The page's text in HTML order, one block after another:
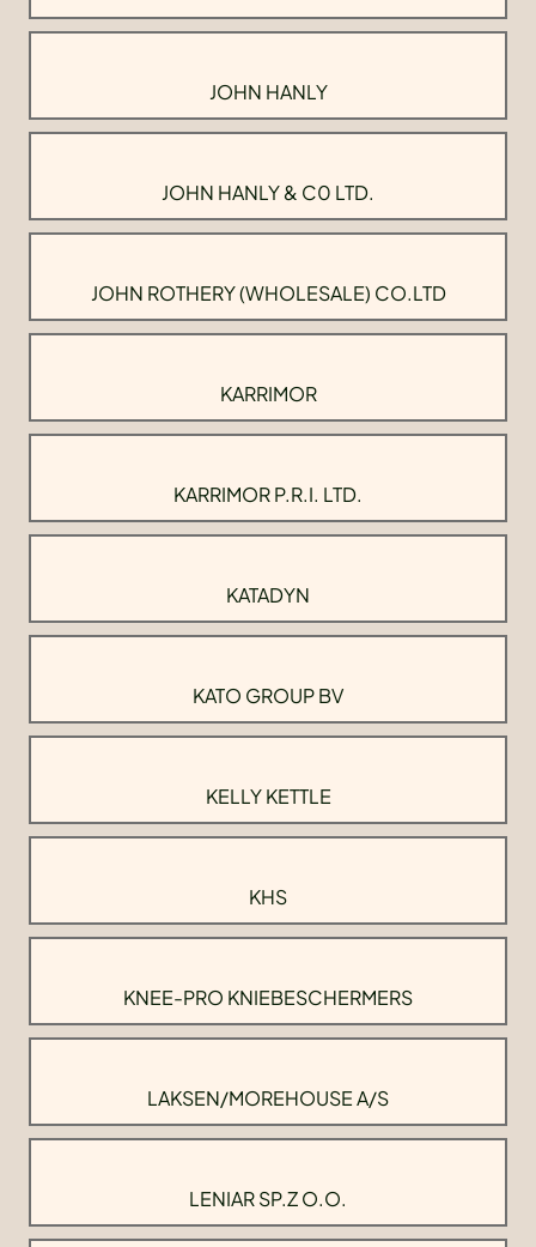
JOHN HANLY
JOHN HANLY & C0 LTD.
JOHN ROTHERY (WHOLESALE) CO.LTD
KARRIMOR
KARRIMOR P.R.I. LTD.
KATADYN
KATO GROUP BV
KELLY KETTLE
KHS
KNEE-PRO KNIEBESCHERMERS
LAKSEN/MOREHOUSE A/S
LENIAR SP.Z O.O.